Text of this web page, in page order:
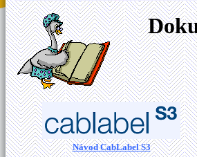
Návod CabLabel S3